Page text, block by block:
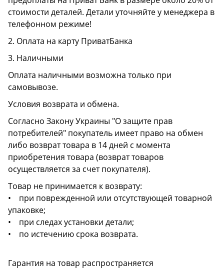
стоимости деталей. Детали уточняйте у менеджера в
телефонном режиме!
2. Оплата на карту ПриватБанка
3. Наличными
Оплата наличными возможна только при
самовывозе.
Условия возврата и обмена.
Согласно Закону Украины "О защите прав
потребителей" покупатель имеет право на обмен
либо возврат товара в 14 дней с момента
приобретения товара (возврат товаров
осуществляется за счет покупателя).
Товар не принимается к возврату:
• при поврежденной или отсутствующей товарной
упаковке;
• при следах установки детали;
• по истечению срока возврата.
Гарантия на товар распространяется